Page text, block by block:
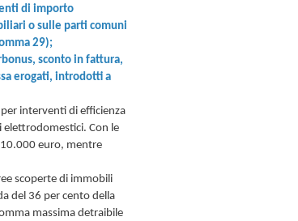
di importo
o sulle parti comuni
29);
sconto in fattura,
erogati, introdotti a
interventi di efficienza
elettrodomestici. Con le
euro, mentre
scoperte di immobili
del 36 per cento della
massima detraibile